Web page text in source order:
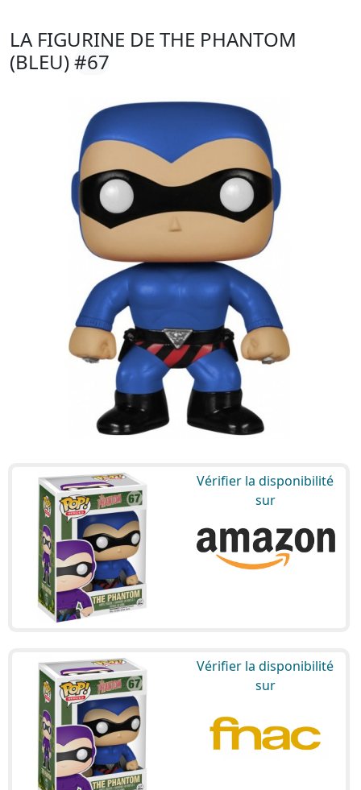
LA FIGURINE DE THE PHANTOM
(BLEU)#67
Vérifier la disponibilité
sur
Vérifier la disponibilité
sur